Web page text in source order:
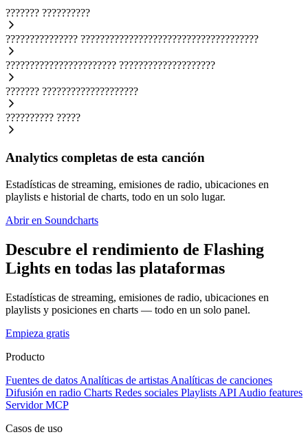
??????? ??????????
??????????????? ?????????????????????????????????????
??????????????????????? ????????????????????
??????? ????????????????????
?????????? ?????
Analytics completas de esta canción
Estadísticas de streaming, emisiones de radio, ubicaciones en
playlists e historial de charts, todo en un solo lugar.
Abrir en Soundcharts
Descubre el rendimiento de Flashing
Lights en todas las plataformas
Estadísticas de streaming, emisiones de radio, ubicaciones en
playlists y posiciones en charts — todo en un solo panel.
Empieza gratis
Producto
Fuentes de datos Analíticas de artistas Analíticas de canciones
Difusión en radio Charts Redes sociales Playlists API Audio features
Servidor MCP
Casos de uso